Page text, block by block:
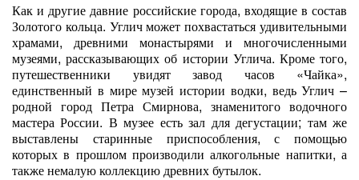
Как и другие давние российские города, входящие в состав
Золотого кольца. Углич может похвастаться удивительными
храмами, древними монастырями и многочисленными
музеями, рассказывающих об истории Углича. Кроме того,
путешественники увидят завод часов «Чайка»,
единственный в мире музей истории водки, ведь Углич –
родной город Петра Смирнова, знаменитого водочного
мастера России. В музее есть зал для дегустации; там же
выставлены старинные приспособления, с помощью
которых в прошлом производили алкогольные напитки, а
также немалую коллекцию древних бутылок.